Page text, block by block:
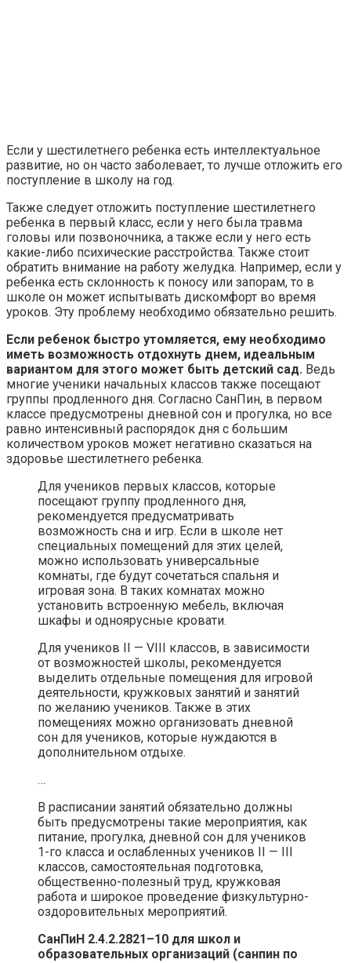
Если у шестилетнего ребенка есть интеллектуальное
развитие, но он часто заболевает, то лучше отложить его
поступление в школу на год.
Также следует отложить поступление шестилетнего
ребенка в первый класс, если у него была травма
головы или позвоночника, а также если у него есть
какие-либо психические расстройства. Также стоит
обратить внимание на работу желудка. Например, если у
ребенка есть склонность к поносу или запорам, то в
школе он может испытывать дискомфорт во время
уроков. Эту проблему необходимо обязательно решить.
Если ребенок быстро утомляется, ему необходимо
иметь возможность отдохнуть днем, идеальным
вариантом для этого может быть детский сад. Ведь
многие ученики начальных классов также посещают
группы продленного дня. Согласно СанПин, в первом
классе предусмотрены дневной сон и прогулка, но все
равно интенсивный распорядок дня с большим
количеством уроков может негативно сказаться на
здоровье шестилетнего ребенка.
Для учеников первых классов, которые
посещают группу продленного дня,
рекомендуется предусматривать
возможность сна и игр. Если в школе нет
специальных помещений для этих целей,
можно использовать универсальные
комнаты, где будут сочетаться спальня и
игровая зона. В таких комнатах можно
установить встроенную мебель, включая
шкафы и одноярусные кровати.
Для учеников II — VIII классов, в зависимости
от возможностей школы, рекомендуется
выделить отдельные помещения для игровой
деятельности, кружковых занятий и занятий
по желанию учеников. Также в этих
помещениях можно организовать дневной
сон для учеников, которые нуждаются в
дополнительном отдыхе.
…
В расписании занятий обязательно должны
быть предусмотрены такие мероприятия, как
питание, прогулка, дневной сон для учеников
1-го класса и ослабленных учеников II — III
классов, самостоятельная подготовка,
общественно-полезный труд, кружковая
работа и широкое проведение физкультурно-
оздоровительных мероприятий.
СанПиН 2.4.2.2821–10 для школ и
образовательных организаций (санпин по